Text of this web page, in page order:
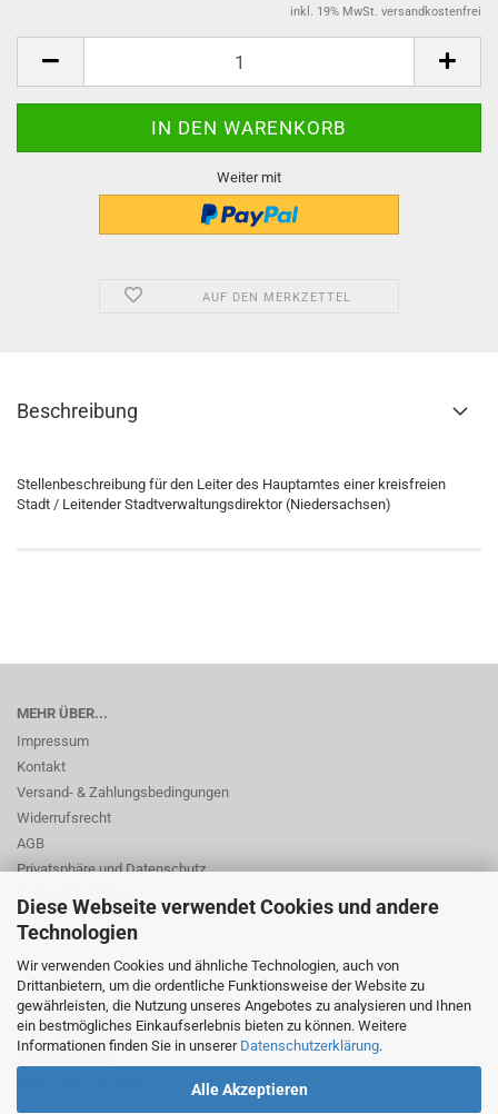
Diese Webseite verwendet Cookies und andere
Technologien
Wir verwenden Cookies und ähnliche Technologien, auch von
Drittanbietern, um die ordentliche Funktionsweise der Website zu
gewährleisten, die Nutzung unseres Angebotes zu analysieren und Ihnen
ein bestmögliches Einkaufserlebnis bieten zu können. Weitere
Informationen finden Sie in unserer Datenschutzerklärung.
Alle Akzeptieren
inkl. 19% MwSt. versandkostenfrei
Weiter mit
AUF DEN MERKZETTEL
Beschreibung
Stellenbeschreibung für den Leiter des Hauptamtes einer kreisfreien
Stadt / Leitender Stadtverwaltungsdirektor (Niedersachsen)
MEHR ÜBER...
Impressum
Kontakt
Versand- & Zahlungsbedingungen
Widerrufsrecht
AGB
Privatsphäre und Datenschutz
© Dr. Beer Management & Logistik